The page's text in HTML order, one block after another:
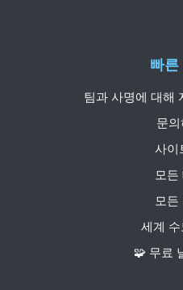
빠른
팀과 사명에 대해
문의
사이
모든
모든
세계 수
🧩 무료